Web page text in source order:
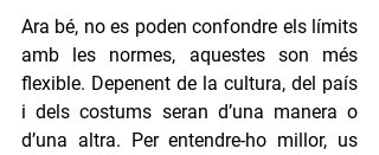
Ara bé, no es poden confondre els límits
amb les normes, aquestes son més
flexible. Depenent de la cultura, del país
i dels costums seran d’una manera o
d’una altra. Per entendre-ho millor, us